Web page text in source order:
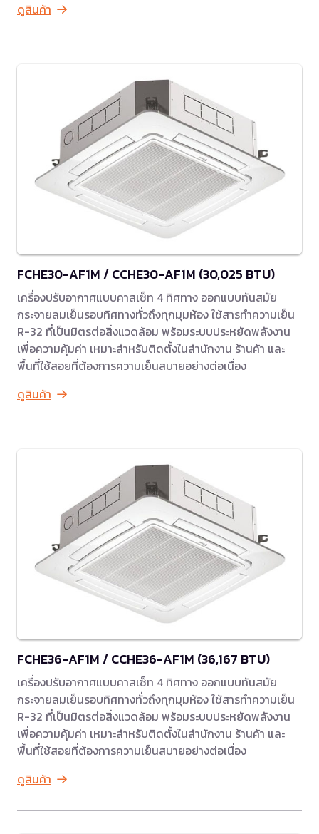
ดูสินค้า
FCHE30-AF1M / CCHE30-AF1M (30,025 BTU)
เครื่องปรับอากาศแบบคาสเซ็ท 4 ทิศทาง ออกแบบทันสมัย
กระจายลมเย็นรอบทิศทางทั่วถึงทุกมุมห้อง ใช้สารทำความเย็น
R-32 ที่เป็นมิตรต่อสิ่งแวดล้อม พร้อมระบบประหยัดพลังงาน
เพื่อความคุ้มค่า เหมาะสำหรับติดตั้งในสำนักงาน ร้านค้า และ
พื้นที่ใช้สอยที่ต้องการความเย็นสบายอย่างต่อเนื่อง
ดูสินค้า
FCHE36-AF1M / CCHE36-AF1M (36,167 BTU)
เครื่องปรับอากาศแบบคาสเซ็ท 4 ทิศทาง ออกแบบทันสมัย
กระจายลมเย็นรอบทิศทางทั่วถึงทุกมุมห้อง ใช้สารทำความเย็น
R-32 ที่เป็นมิตรต่อสิ่งแวดล้อม พร้อมระบบประหยัดพลังงาน
เพื่อความคุ้มค่า เหมาะสำหรับติดตั้งในสำนักงาน ร้านค้า และ
พื้นที่ใช้สอยที่ต้องการความเย็นสบายอย่างต่อเนื่อง
ดูสินค้า